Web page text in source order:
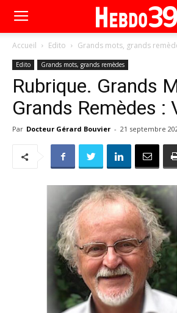
Accueil Edito Grands mots, grands
Edito Grands mots, grands remèdes
Rubrique. Grands
Grands Remèdes :
Par Docteur Gérard Bouvier - 21 septembre